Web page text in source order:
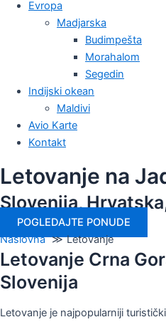
Evropa
Madjarska
Budimpešta
Morahalom
Segedin
Indijski okean
Maldivi
Avio Karte
Kontakt
Letovanje na
Slovenija,
POGLEDAJTE PONUDE
Naslovna
Letovanje
Letovanje Crna
Slovenija
Letovanje je najpopularniji